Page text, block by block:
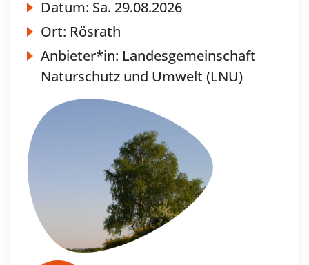
Datum: Sa. 29.08.2026
Ort: Rösrath
Anbieter*in: Landesgemeinschaft
Naturschutz und Umwelt (LNU)